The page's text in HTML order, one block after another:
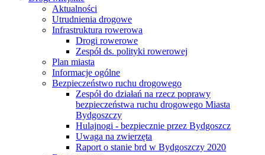
Aktualności
Utrudnienia drogowe
Infrastruktura rowerowa
Drogi rowerowe
Zespół ds. polityki rowerowej
Plan miasta
Informacje ogólne
Bezpieczeństwo ruchu drogowego
Zespół do działań na rzecz poprawy
bezpieczeństwa ruchu drogowego Miasta
Bydgoszczy
Hulajnogi - bezpiecznie przez Bydgoszcz
Uwaga na zwierzęta
Raport o stanie brd w Bydgoszczy 2020